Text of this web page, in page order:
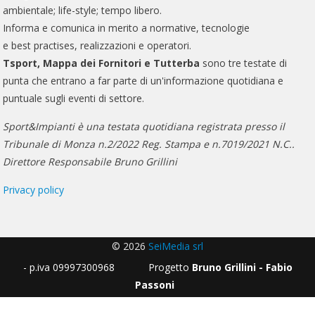
ambientale; life-style; tempo libero.
Informa e comunica in merito a normative, tecnologie
e best practises, realizzazioni e operatori.
Tsport, Mappa dei Fornitori e Tutterba sono tre testate di
punta che entrano a far parte di un'informazione quotidiana e
puntuale sugli eventi di settore.
Sport&Impianti è una testata quotidiana registrata presso il
Tribunale di Monza n.2/2022 Reg. Stampa e n.7019/2021 N.C..
Direttore Responsabile Bruno Grillini
Privacy policy
© 2026 SeiMedia srl
- p.iva 09997300968 Progetto Bruno Grillini - Fabio
Passoni